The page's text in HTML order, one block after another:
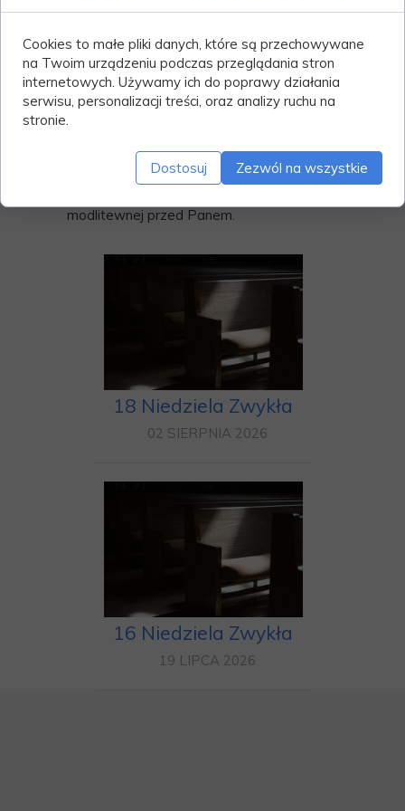
5. Dziś Niedzielna składka, ofiara na
Seminarium Duchowne w Ełku.
Bóg Zapłać za ofiary na tacę podczas
mszy św. oraz na konto parafialne.
Solenizantów i Jubilatów w nowym
tygodniu polecamy opiece św.
modlitewnej przed Panem.
18 Niedziela Zwykła
02 SIERPNIA 2026
16 Niedziela Zwykła
19 LIPCA 2026
Cookies to małe pliki danych, które są przechowywane
na Twoim urządzeniu podczas przeglądania stron
internetowych. Używamy ich do poprawy działania
serwisu, personalizacji treści, oraz analizy ruchu na
stronie.
Dostosuj Zezwól na wszystkie